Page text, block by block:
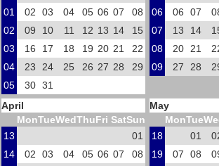
01
02 03 04 05 06 07
08
02
09 10 11 12 13 14
15
03
16 17 18 19 20 21
22
04
23 24 25 26 27 28
29
05
30 31
06
06 07
07
13 14
08
20 21
09
27 28
April
MonTueWedThuFri SatSun
13
01
14
02 03 04 05 06 07
08
May
MonTue
18
01
19
07 08